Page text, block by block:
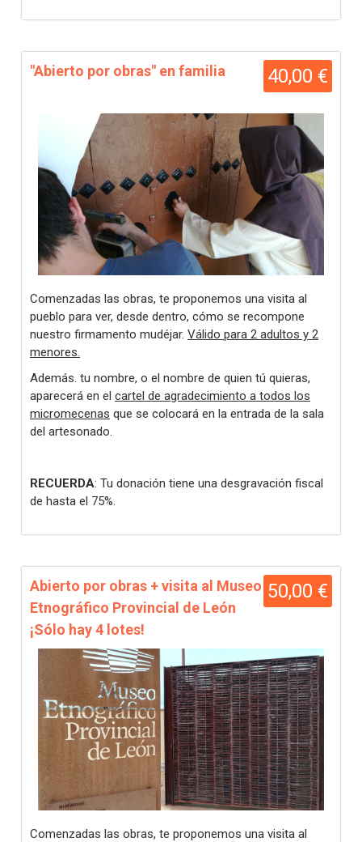
40,00 €
"Abierto por obras" en familia
Comenzadas las obras, te proponemos una visita al
pueblo para ver, desde dentro, cómo se recompone
nuestro firmamento mudéjar. Válido para 2 adultos y 2
menores.
Además. tu nombre, o el nombre de quien tú quieras,
aparecerá en el cartel de agradecimiento a todos los
micromecenas que se colocará en la entrada de la sala
del artesonado.
RECUERDA: Tu donación tiene una desgravación fiscal
de hasta el 75%.
50,00 €
Abierto por obras + visita al Museo
Etnográfico Provincial de León
¡Sólo hay 4 lotes!
Comenzadas las obras, te proponemos una visita al